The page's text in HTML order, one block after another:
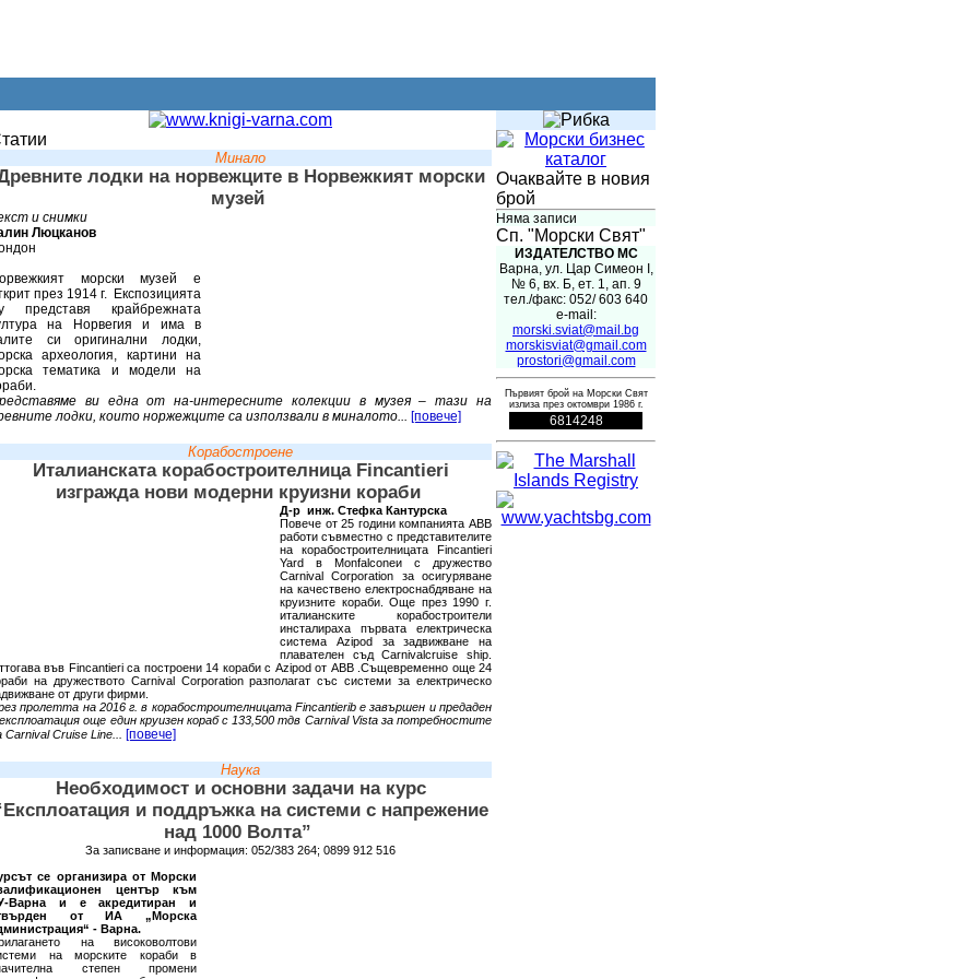
Минало
лодки на норвежците в Норвежкият морски
музей
и снимки
Люцканов
морски музей е
през 1914 г. Експозицията
представя крайбрежната
на Норвегия и има в
си оригинални лодки,
археология, картини на
тематика и модели на
ви една от на-интересните колекции в музея – тази на
лодки, които норжежците са използвали в миналото... [повече]
Корабостроене
Италианската корабостроителница Fincantieri
изгражда нови модерни круизни кораби
Д-р инж. Стефка Кантурска
Повече от 25 години компанията АВВ
работи съвместно с представителите
на корабостроителницата Fincantieri
Yard в Monfalconeи с дружество
Carnival Corporation за осигуряване
на качествено електроснабдяване на
круизните кораби. Още през 1990 г.
италианските корабостроители
инсталираха първата електрическа
система Azipod за задвижване на
плавателен съд Carnivalcruise ship.
във Fincantieri са построени 14 кораби с Azipod от АВВ .Същевременно още 24
на дружеството Carnival Corporation разполагат със системи за електрическо
от други фирми.
пролетта на 2016 г. в корабостроителницата Fincantierib е завършен и предаден
още един круизен кораб с 133,500 тдв Carnival Vista за потребностите
Carnival Cruise Line...
[повече]
Наука
Необходимост и основни задачи на курс
и поддръжка на системи с напрежение
над 1000 Волта”
За записване и информация: 052/383 264; 0899 912 516
се организира от Морски
център към
Варна и е акредитиран и
от ИА „Морска
- Варна.
на високоволтови
на морските кораби в
степен промени
Очаквайте в новия
брой
Няма записи
Сп. "Морски Свят"
ИЗДАТЕЛСТВО МС
Варна, ул. Цар Симеон I,
№ 6, вх. Б, ет. 1, ап. 9
тел./факс: 052/ 603 640
e-mail:
morski.sviat@mail.bg
morskisviat@gmail.com
prostori@gmail.com
Първият брой на Морски Свят
излиза през октомври 1986 г.
6814248